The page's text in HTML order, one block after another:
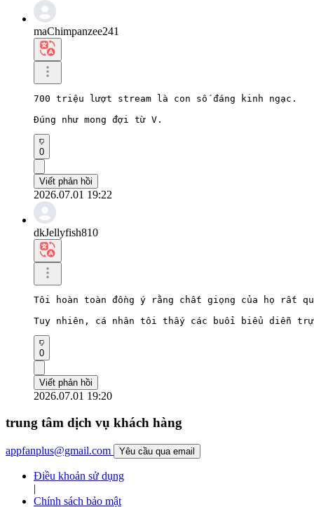
maChimpanzee241
700 triệu lượt stream là con số đáng kinh ngạc.
Đúng như mong đợi từ V.
0
Viết phản hồi
2026.07.01 19:22
dkJellyfish810
Tôi hoàn toàn đồng ý rằng chất giọng của họ rất
Tuy nhiên, cá nhân tôi thấy các buổi biểu diễn
0
Viết phản hồi
2026.07.01 19:20
trung tâm dịch vụ khách hàng
appfanplus@gmail.com Yêu cầu qua email
Điều khoản sử dụng
|
Chính sách bảo mật